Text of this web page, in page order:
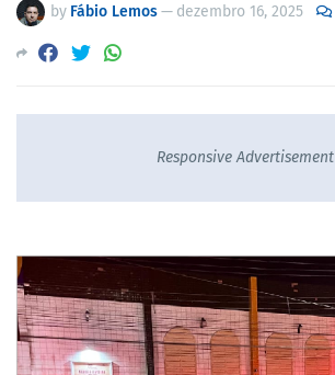
by Fábio Lemos— dezembro 16, 2025
Responsive Advertisement